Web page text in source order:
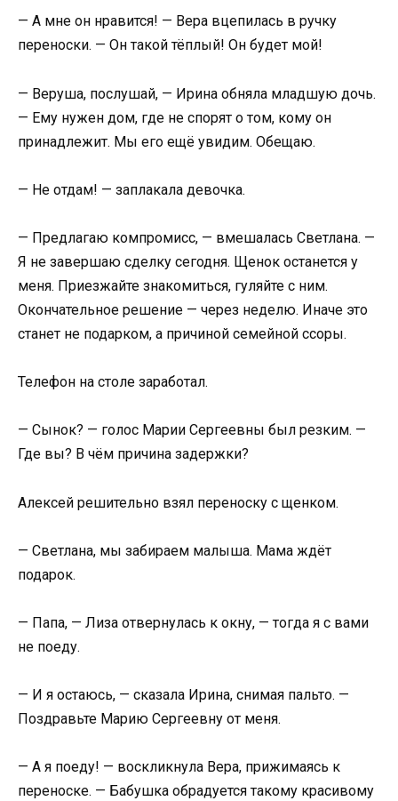
— А мне он нравится! — Вера вцепилась в ручку
переноски. — Он такой тёплый! Он будет мой!
— Веруша, послушай, — Ирина обняла младшую дочь.
— Ему нужен дом, где не спорят о том, кому он
принадлежит. Мы его ещё увидим. Обещаю.
— Не отдам! — заплакала девочка.
— Предлагаю компромисс, — вмешалась Светлана. —
Я не завершаю сделку сегодня. Щенок останется у
меня. Приезжайте знакомиться, гуляйте с ним.
Окончательное решение — через неделю. Иначе это
станет не подарком, а причиной семейной ссоры.
Телефон на столе заработал.
— Сынок? — голос Марии Сергеевны был резким. —
Где вы? В чём причина задержки?
Алексей решительно взял переноску с щенком.
— Светлана, мы забираем малыша. Мама ждёт
подарок.
— Папа, — Лиза отвернулась к окну, — тогда я с вами
не поеду.
— И я остаюсь, — сказала Ирина, снимая пальто. —
Поздравьте Марию Сергеевну от меня.
— А я поеду! — воскликнула Вера, прижимаясь к
переноске. — Бабушка обрадуется такому красивому